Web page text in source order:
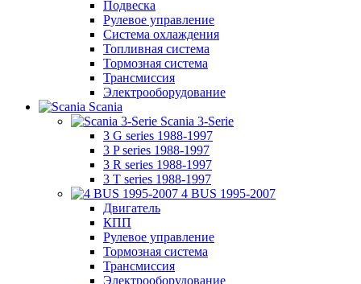
Подвеска
Рулевое управление
Система охлаждения
Топливная система
Тормозная система
Трансмиссия
Электрооборудование
Scania
Scania 3-Serie
3 G series 1988-1997
3 P series 1988-1997
3 R series 1988-1997
3 T series 1988-1997
4 BUS 1995-2007
Двигатель
КПП
Рулевое управление
Тормозная система
Трансмиссия
Электрооборудование